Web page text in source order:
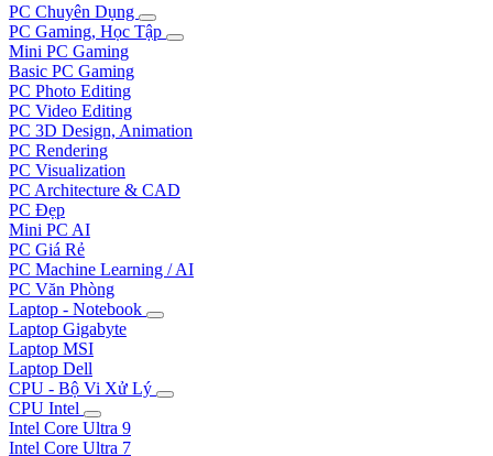
PC Chuyên Dụng
PC Gaming, Học Tập
Mini PC Gaming
Basic PC Gaming
PC Photo Editing
PC Video Editing
PC 3D Design, Animation
PC Rendering
PC Visualization
PC Architecture & CAD
PC Đẹp
Mini PC AI
PC Giá Rẻ
PC Machine Learning / AI
PC Văn Phòng
Laptop - Notebook
Laptop Gigabyte
Laptop MSI
Laptop Dell
CPU - Bộ Vi Xử Lý
CPU Intel
Intel Core Ultra 9
Intel Core Ultra 7